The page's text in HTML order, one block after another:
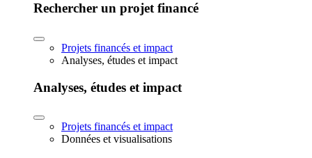
Rechercher un projet financé
Projets financés et impact
Analyses, études et impact
Analyses, études et impact
Projets financés et impact
Données et visualisations